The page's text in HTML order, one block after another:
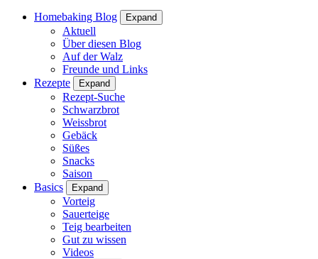
Homebaking Blog Expand
Aktuell
Über diesen Blog
Auf der Walz
Freunde und Links
Rezepte
Expand
Rezept-Suche
Schwarzbrot
Weissbrot
Gebäck
Süßes
Snacks
Saison
Basics
Expand
Vorteig
Sauerteige
Teig bearbeiten
Gut zu wissen
Videos